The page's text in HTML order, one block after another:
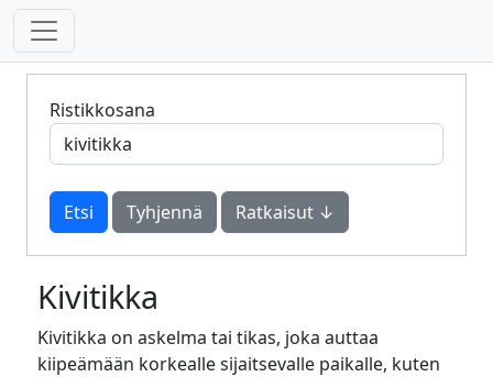
Ristikkosana
Tyhjennä Ratkaisut ↓
Kivitikka
Kivitikka on askelma tai tikas, joka auttaa
kiipeämään korkealle sijaitsevalle paikalle, kuten